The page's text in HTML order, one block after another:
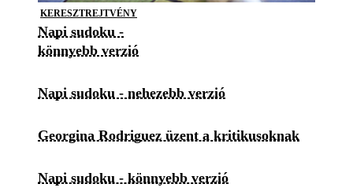
KERESZTREJTVÉNY
Napi sudoku -
könnyebb verzió
Napi sudoku - nehezebb verzió
Georgina Rodriguez üzent a kritikusoknak
Napi sudoku - könnyebb verzió